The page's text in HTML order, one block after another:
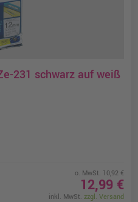
231 schwarz auf weiß
o. MwSt. 10,92 €
12,99 €
inkl. MwSt. zzgl. Versand